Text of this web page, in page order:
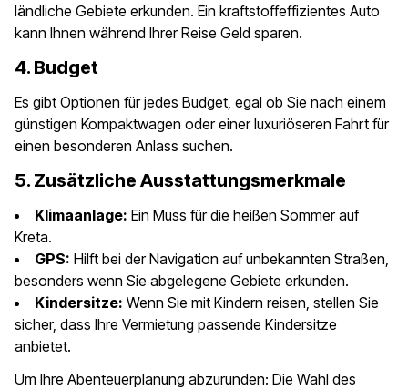
ländliche Gebiete erkunden. Ein kraftstoffeffizientes Auto
kann Ihnen während Ihrer Reise Geld sparen.
4. Budget
Es gibt Optionen für jedes Budget, egal ob Sie nach einem
günstigen Kompaktwagen oder einer luxuriöseren Fahrt für
einen besonderen Anlass suchen.
5. Zusätzliche Ausstattungsmerkmale
Klimaanlage: Ein Muss für die heißen Sommer auf
Kreta.
GPS: Hilft bei der Navigation auf unbekannten Straßen,
besonders wenn Sie abgelegene Gebiete erkunden.
Kindersitze: Wenn Sie mit Kindern reisen, stellen Sie
sicher, dass Ihre Vermietung passende Kindersitze
anbietet.
Um Ihre Abenteuerplanung abzurunden: Die Wahl des